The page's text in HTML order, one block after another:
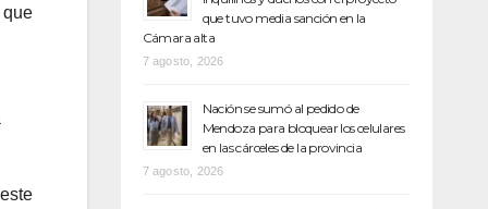
que
que tuvo media sanción en la
Cámara alta
7 agosto, 2026
Nación se sumó al pedido de
Mendoza para bloquear los celulares
en las cárceles de la provincia
7 agosto, 2026